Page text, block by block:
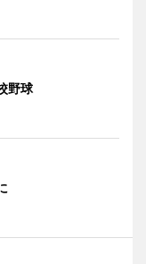
野球